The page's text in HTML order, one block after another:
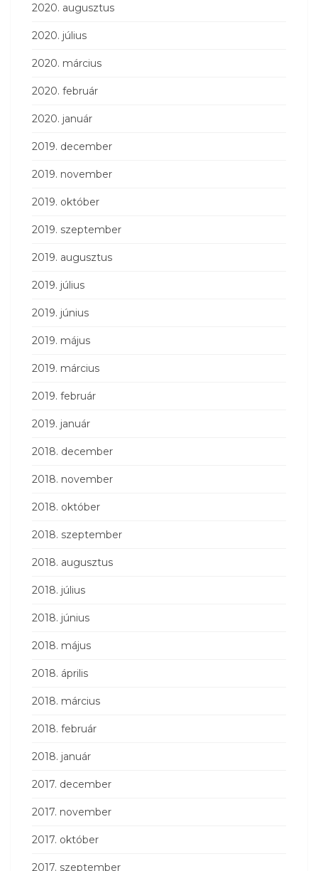
2020. augusztus
2020. július
2020. március
2020. február
2020. január
2019. december
2019. november
2019. október
2019. szeptember
2019. augusztus
2019. július
2019. június
2019. május
2019. március
2019. február
2019. január
2018. december
2018. november
2018. október
2018. szeptember
2018. augusztus
2018. július
2018. június
2018. május
2018. április
2018. március
2018. február
2018. január
2017. december
2017. november
2017. október
2017. szeptember